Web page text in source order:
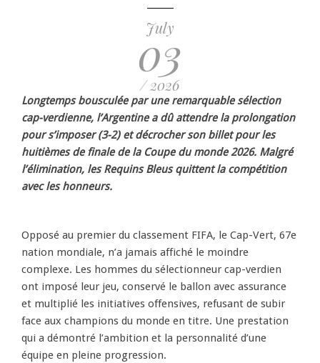
July
03
/ 2026
Longtemps bousculée par une remarquable sélection
cap-verdienne, l’Argentine a dû attendre la prolongation
pour s’imposer (3-2) et décrocher son billet pour les
huitièmes de finale de la Coupe du monde 2026. Malgré
l’élimination, les Requins Bleus quittent la compétition
avec les honneurs.
Opposé au premier du classement FIFA, le Cap-Vert, 67e
nation mondiale, n’a jamais affiché le moindre
complexe. Les hommes du sélectionneur cap-verdien
ont imposé leur jeu, conservé le ballon avec assurance
et multiplié les initiatives offensives, refusant de subir
face aux champions du monde en titre. Une prestation
qui a démontré l’ambition et la personnalité d’une
équipe en pleine progression.